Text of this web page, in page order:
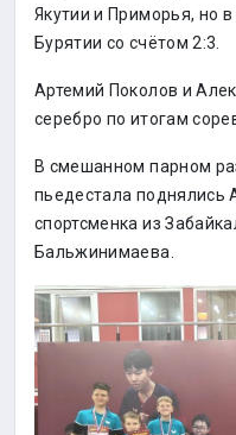
Якутии и Приморья, но
Бурятии со счётом 2:3.
Артемий Поколов и
серебро по итогам
В смешанном парном
пьедестала поднялись
спортсменка из
Бальжинимаева.